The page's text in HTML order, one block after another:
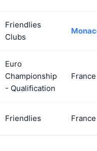
Friendlies
Clubs
Euro
Championship
- Qualification
France
Friendlies France